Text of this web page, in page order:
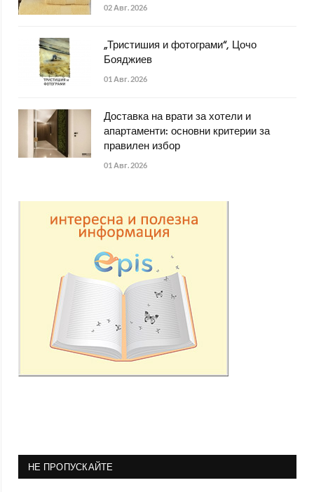
02 Авг. 2026
„Тристишия и фотограми“, Цочо
Бояджиев
01 Авг. 2026
Доставка на врати за хотели и
апартаменти: основни критерии за
правилен избор
01 Авг. 2026
НЕ ПРОПУСКАЙТЕ